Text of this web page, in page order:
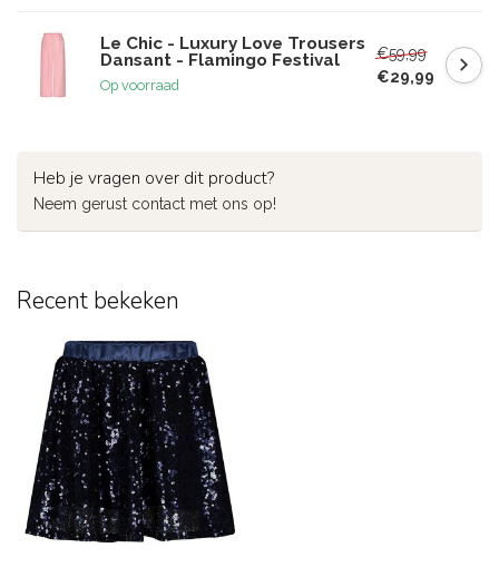
Le Chic - Luxury Love Trousers
Dansant - Flamingo Festival
Op voorraad
€59,99
€29,99
Heb je vragen over dit product?
Neem gerust contact met ons op!
Recent bekeken